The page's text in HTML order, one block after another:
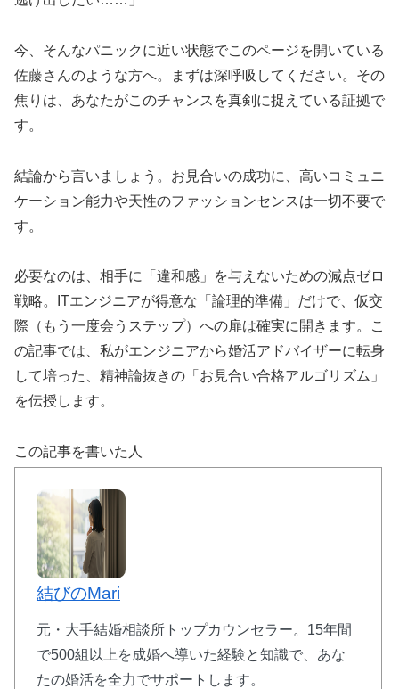
今、そんなパニックに近い状態でこのページを開いている
佐藤さんのような方へ。まずは深呼吸してください。その
焦りは、あなたがこのチャンスを真剣に捉えている証拠で
す。
結論から言いましょう。お見合いの成功に、高いコミュニ
ケーション能力や天性のファッションセンスは一切不要で
す。
必要なのは、相手に「違和感」を与えないための減点ゼロ
戦略。ITエンジニアが得意な「論理的準備」だけで、仮交
際（もう一度会うステップ）への扉は確実に開きます。こ
の記事では、私がエンジニアから婚活アドバイザーに転身
して培った、精神論抜きの「お見合い合格アルゴリズム」
を伝授します。
この記事を書いた人
結びのMari
元・大手結婚相談所トップカウンセラー。15年間
で500組以上を成婚へ導いた経験と知識で、あな
たの婚活を全力でサポートします。